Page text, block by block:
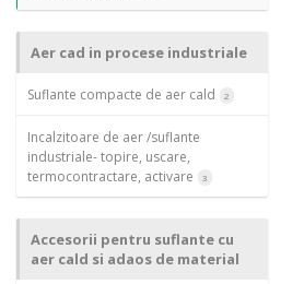
Aer cad in procese industriale
Suflante compacte de aer cald 2
Incalzitoare de aer /suflante
industriale- topire, uscare,
termocontractare, activare
3
Accesorii pentru suflante cu
aer cald si adaos de material